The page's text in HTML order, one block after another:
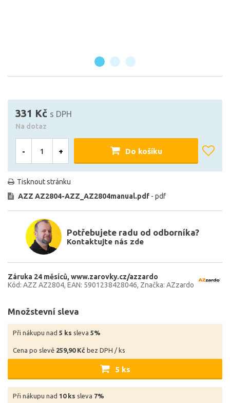
331 Kč s DPH
Na dotaz
- + Do košíku
Tisknout stránku
AZZ AZ2804-AZZ_AZ2804manual.pdf - pdf
Potřebujete radu od odborníka?
Kontaktujte nás zde
Záruka 24 měsíců www.zarovky.cz/azzardo
Kód: AZZ AZ2804 EAN: 5901238428046 Značka: AZzardo
Množstevní sleva
Při nákupu nad 5 ks sleva 5%
Cena po slevě 259,90 Kč bez DPH / ks
5 ks
Při nákupu nad 10 ks sleva 7%